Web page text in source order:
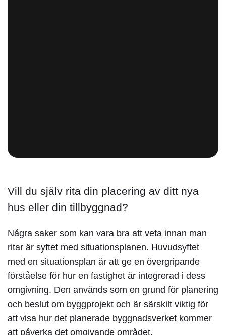
Vill du själv rita din placering av ditt nya
hus eller din tillbyggnad?
Några saker som kan vara bra att veta innan man
ritar är syftet med situationsplanen. Huvudsyftet
med en situationsplan är att ge en övergripande
förståelse för hur en fastighet är integrerad i dess
omgivning. Den används som en grund för planering
och beslut om byggprojekt och är särskilt viktig för
att visa hur det planerade byggnadsverket kommer
att påverka det omgivande området.